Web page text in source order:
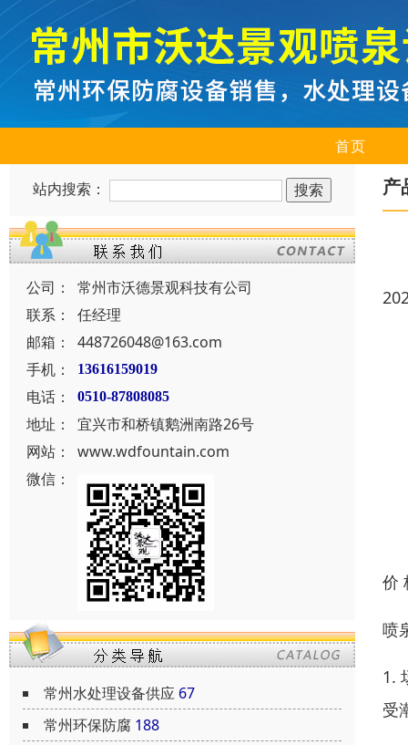
首页
站内搜索：
公司：
常州市沃德景观科技有公司
联系：
任经理
邮箱：
448726048@163.com
手机：
13616159019
电话： 0510-87808085
地址：
宜兴市和桥镇鹅洲南路26号
网站：
www.wdfountain.com
微信：
常州水处理设备供应 67
常州环保防腐 188
产
价
喷
1.
受